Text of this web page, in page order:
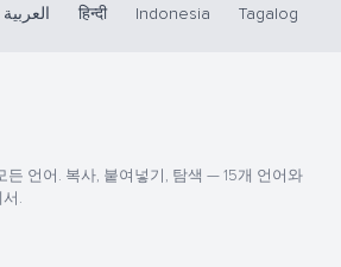
العربية हिन्दी Indonesia Tagalog
든 언어. 복사, 붙여넣기, 탐색 — 15개 언어와
.